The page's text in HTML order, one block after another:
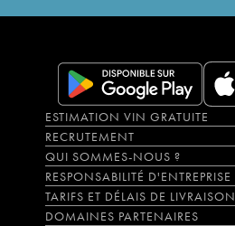
ESTIMATION VIN GRATUITE
RECRUTEMENT
QUI SOMMES-NOUS ?
RESPONSABILITÉ D'ENTREPRISE
TARIFS ET DÉLAIS DE LIVRAISON
DOMAINES PARTENAIRES